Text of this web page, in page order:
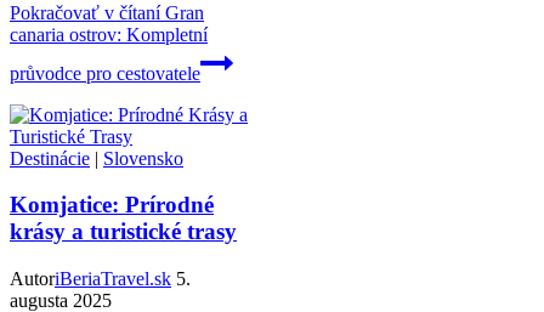
Pokračovať v čítaníGran
canaria ostrov: Kompletní
průvodce pro cestovatele
Destinácie | Slovensko
Komjatice: Prírodné
krásy a turistické trasy
AutoriBeriaTravel.sk 5.
augusta 2025